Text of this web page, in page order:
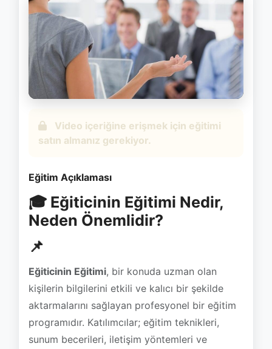
Eğitim Açıklaması
🎓 Eğiticinin Eğitimi Nedir,
📌
Eğiticinin Eğitimi
, bir konuda uzman olan
kişilerin bilgilerini etkili ve kalıcı bir şekilde
aktarmalarını sağlayan profesyonel bir eğitim
programıdır. Katılımcılar; eğitim teknikleri,
sunum becerileri, iletişim yöntemleri ve
yetişkin eğitimi prensiplerini öğrenir.
Anahtar Kelimeler:Eğiticinin Eğitimi, eğitim
teknikleri, yetişkin eğitimi, eğitmenlik